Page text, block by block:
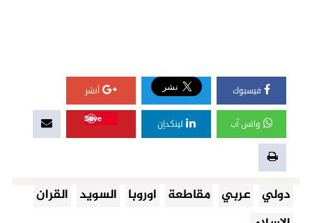
فيسبوك أنشر
واتس آب لينكدإن
Save
دولي عربي مقاطعة اوروبا السويد القران